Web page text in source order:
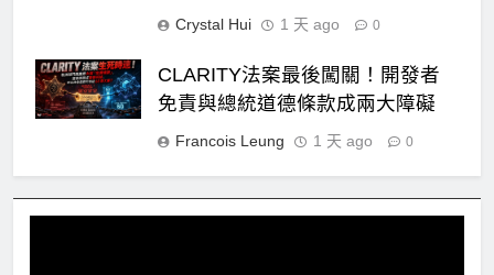
Crystal Hui 1 天 ago 0
CLARITY法案最後闖關！開發者
免責與總統道德條款成兩大障礙
Francois Leung 1 天 ago 0